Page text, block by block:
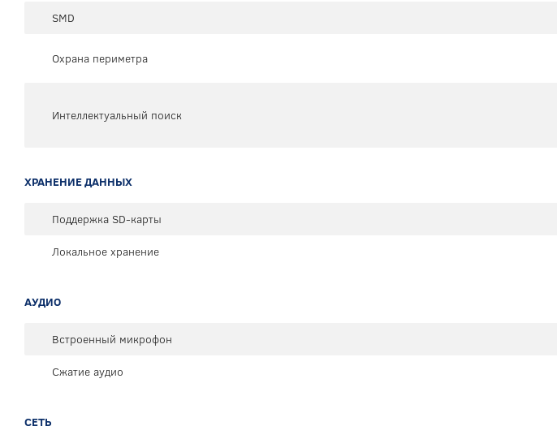
SMD
Охрана периметра
Интеллектуальный поиск
ХРАНЕНИЕ ДАННЫХ
Поддержка SD-карты
Локальное хранение
АУДИО
Встроенный микрофон
Сжатие аудио
СЕТЬ